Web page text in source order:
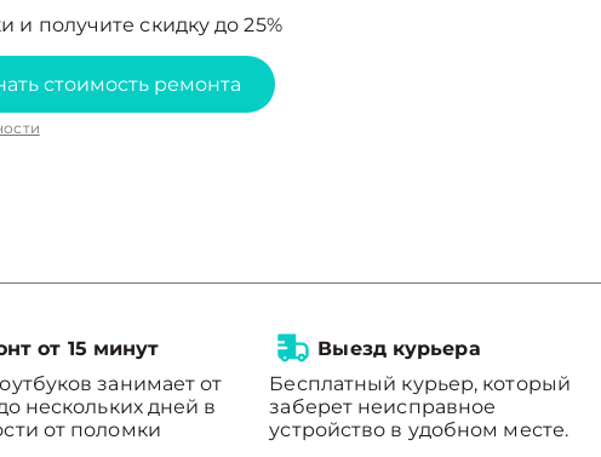
и получите скидку до 25%
стоимость ремонта
от 15 минут
занимает от
нескольких дней в
от поломки
Выезд курьера
Бесплатный курьер, который
заберет неисправное
устройство в удобном месте.